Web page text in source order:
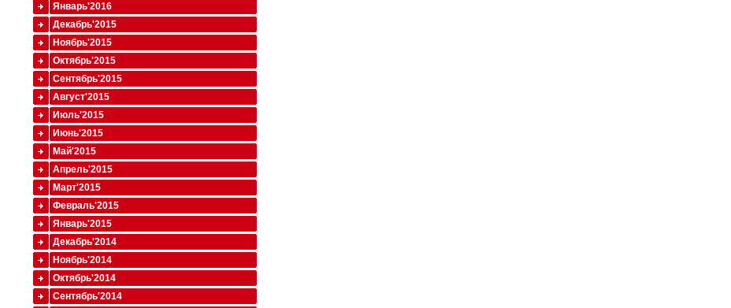
Январь'2016
Декабрь'2015
Ноябрь'2015
Октябрь'2015
Сентябрь'2015
Август'2015
Июль'2015
Июнь'2015
Май'2015
Апрель'2015
Март'2015
Февраль'2015
Январь'2015
Декабрь'2014
Ноябрь'2014
Октябрь'2014
Сентябрь'2014